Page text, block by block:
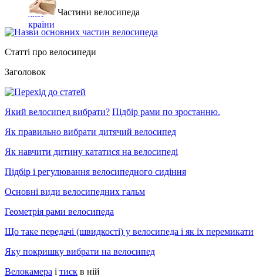
Частини велосипеда
Статті про велосипеди
Заголовок
Який велосипед вибрати? Підбір рами по зростанню.
Як правильно вибрати дитячий велосипед
Як навчити дитину кататися на велосипеді
Підбір і регулювання велосипедного сидіння
Основні види велосипедних гальм
Геометрія рами велосипеда
Що таке передачі (швидкості) у велосипеда і як їх перемикати
Яку покришку вибрати на велосипед
Велокамера і тиск в ній